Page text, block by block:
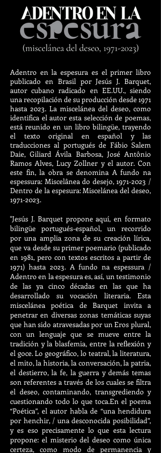
Adentro en la espesura es el primer libro
publicado en Brasil por Jesús J. Barquet,
autor cubano radicado en EE.UU., siendo
una recopilación de su producción desde 1971
hasta 2023. La miscelánea del deseo, como
identifica el autor esta selección de poemas,
está reunido en un libro bilingüe, trayendo
el texto original en español y las
traducciones al portugués de Fábio Salem
Daie, Giliard Ávila Barbosa, José Antônio
Ramos Alves, Lucy Zollner y el autor. Con
este fin, la obra se denomina A fundo na
espessura: Miscelânea do desejo,1971-2023 /
Dentro de la espesura: Miscelánea del deseo,
1971-2023.
"Jesús J. Barquet propone aquí, en formato
bilingüe portugués-español, un recorrido
por una amplia zona de su creación lírica,
que va desde su primer poemario (publicado
en 1981, pero con textos escritos a partir de
1971) hasta 2023. A fundo na espessura /
Adentro en la espesura es, así, un testimonio
de las ya cinco décadas en las que ha
desarrollado su vocación literaria. Esta
miscelánea poética de Barquet invita a
penetrar en diversas zonas temáticas suyas
que han sido atravesadas por un Eros plural,
con un lenguaje que se mueve entre la
tradición y la blasfemia, entre la reflexión y
el goce. Lo geográfico, lo teatral, la literatura,
el mito, la historia, la conversación, la patria,
el destierro, la fe, la guerra y demás temas
son referentes a través de los cuales se filtra
el deseo, contaminando, transgrediendo y
cuestionando todo lo que toca.En el poema
“Poética”, el autor habla de “una hendidura
por henchir, / una desconocida posibilidad”,
y es eso precisamente lo que esta lectura
propone: el misterio del deseo como única
certeza, como modo de permanencia y